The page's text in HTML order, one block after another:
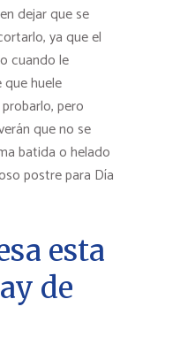
dejar que se
ya que el
cuando le
huele
pero
que no se
batida o helado
postre para Día
esta
de